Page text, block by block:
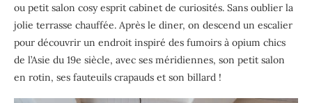
ou petit salon cosy esprit cabinet de curiosités. Sans oublier la
jolie terrasse chauffée. Après le diner, on descend un escalier
pour découvrir un endroit inspiré des fumoirs à opium chics
de l’Asie du 19e siècle, avec ses méridiennes, son petit salon
en rotin, ses fauteuils crapauds et son billard !